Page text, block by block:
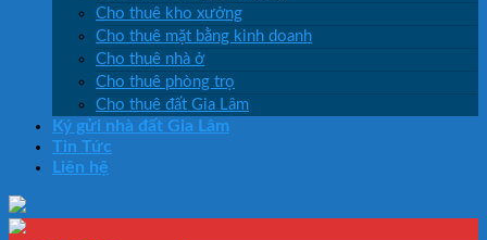
Cho thuê kho xưởng
Cho thuê mặt bằng kinh doanh
Cho thuê nhà ở
Cho thuê phòng trọ
Cho thuê đất Gia Lâm
Ký gửi nhà đất Gia Lâm
Tin Tức
Liên hệ